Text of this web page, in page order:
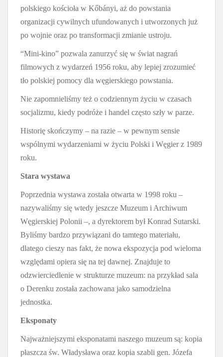
polskiego kościoła w Kőbányi, aż do powstania
organizacji cywilnych ufundowanych i utworzonych już
po wojnie oraz po transformacji zmianie ustroju.
“Mini-kino” pozwala zanurzyć się w świat nagrań
filmowych z wydarzeń 1956 roku, aby lepiej zrozumieć
tło polskiej pomocy dla węgierskiego powstania.
Nie zapomnieliśmy też o codziennym życiu w czasach
socjalizmu, kiedy podróże i handel często szły w parze.
Historię skończymy – na razie – w pewnym sensie
wspólnymi wydarzeniami w życiu Polski i Węgier z 1989
roku.
Stara wystawa
Poprzednia wystawa została otwarta w 1998 roku –
nazywaliśmy się wtedy jeszcze Muzeum i Archiwum
Węgierskiej Polonii –, a dyrektorem był Konrad Sutarski.
Byliśmy bardzo przywiązani do tamtego materiału,
dlatego cieszy nas fakt, że nowa ekspozycja pod wieloma
względami opiera się na tej dawnej. Znajduje to
odzwierciedlenie w strukturze muzeum: na przykład sala
o Derenku została zachowana jako samodzielna
jednostka.
Eksponaty
Najważniejszymi eksponatami naszego muzeum są: kopia
płaszcza św. Władysława oraz kopia szabli gen. Józefa